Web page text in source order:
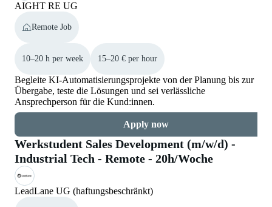
AIGHT RE UG
Remote Job
10–20 h per week 15–20 € per hour
Begleite KI-Automatisierungsprojekte von der Planung bis zur
Übergabe, teste die Lösungen und sei verlässliche
Ansprechperson für die Kund:innen.
Apply now
Werkstudent Sales Development (m/w/d) -
Industrial Tech - Remote - 20h/Woche
LeadLane UG (haftungsbeschränkt)